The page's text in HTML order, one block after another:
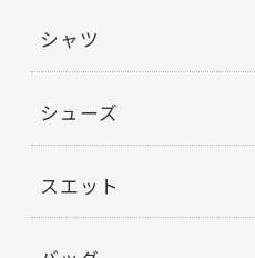
シャツ
シューズ
スエット